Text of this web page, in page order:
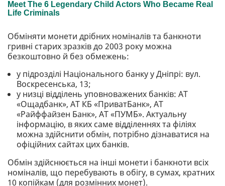
Обміняти монети дрібних номіналів та банкноти
гривні старих зразків до 2003 року можна
безкоштовно й без обмежень:
у підрозділі Національного банку у Дніпрі: вул.
Воскресенська, 13;
у низці відділень уповноважених банків: АТ
«Ощадбанк», АТ КБ «ПриватБанк», АТ
«Райффайзен Банк», АТ «ПУМБ». Актуальну
інформацію, в яких саме відділеннях та філіях
можна здійснити обмін, потрібно дізнаватися на
офіційних сайтах цих банків.
Обмін здійснюється на інші монети і банкноти всіх
номіналів, що перебувають в обігу, в сумах, кратних
10 копійкам (для розмінних монет).